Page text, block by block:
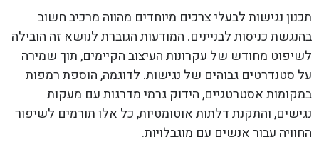
תכנון נגישות לבעלי צרכים מיוחדים מהווה מרכיב חשוב
בהנגשת כניסות לבניינים. המודעות הגוברת לנושא זה הובילה
לשיפוט מחודש של עקרונות העיצוב הקיימים, תוך שמירה
על סטנדרטים גבוהים של נגישות. לדוגמה, הוספת רמפות
במקומות אסטרטגיים, הידוק גרמי מדרגות עם מעקות
נגישים, והתקנת דלתות אוטומטיות, כל אלו תורמים לשיפור
החוויה עבור אנשים עם מוגבלויות.